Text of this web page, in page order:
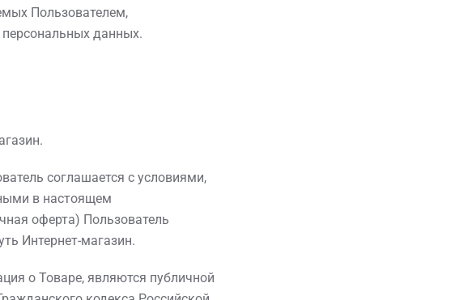
Пользователем,
данных.
соглашается с условиями,
в настоящем
оферта) Пользователь
Интернет-магазин.
о Товаре, являются публичной